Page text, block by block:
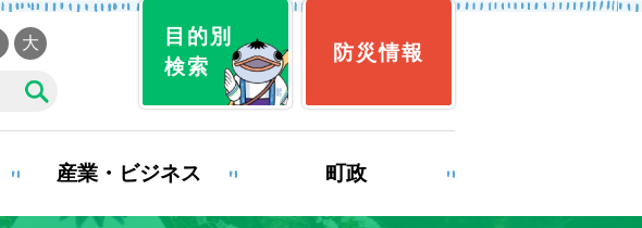
防災情報
目的別
検索
大
産業・ビジネス 町政